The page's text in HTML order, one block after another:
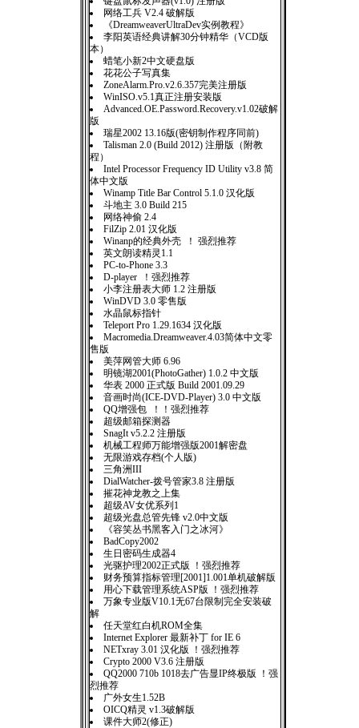
网络工兵 V2.4 破解版
《DreamweaverUltraDev实例教程》
李阳英语经典讲解30分钟精华（VCD版
本）
蜡笔小新2中文硬盘版
花花公子写真集
ZoneAlarm.Pro.v2.6.357完美注册版
WinISO.v5.1真正注册安装版
Advanced.OE.Password.Recovery.v1.02破解
版
瑞星2002 13.16版(密钥制作程序同前)
Talisman 2.0 (Build 2012) 注册版（附教
程）
Intel Processor Frequency ID Utility v3.8 简
体中文版
Winamp Title Bar Control 5.1.0 汉化版
斗地主 3.0 Build 215
网络神偷 2.4
FilZip 2.01 汉化版
Winanp的经典外壳 ！ 强烈推荐
英文朗读精灵1.1
PC-to-Phone 3.3
D-player ！强烈推荐
小李注册表大师 1.2 注册版
WinDVD 3.0 零售版
水晶鼠标指针
Teleport Pro 1.29.1634 汉化版
Macromedia.Dreamweaver.4.03简体中文零
售版
美萍网管大师 6.96
明镜湖2001(PhotoGather) 1.0.2 中文版
华表 2000 正式版 Build 2001.09.29
音画时尚(ICE-DVD-Player) 3.0 中文版
QQ增强包 ！！强烈推荐
超级邮箱探测器
SnagIt v5.2.2 注册版
机械工程师万能增强版2001解密盘
无限游戏存档(个人版)
三角洲III
DialWatcher-拨号管家3.8 注册版
摧花神龙教之上集
超级AV女优系列1
超级光盘总管先锋 v2.0中文版
《容笑丛书黑客入门之冰河》
BadCopy2002
生日密码生成器4
光驱护理2002正式版 ！强烈推荐
财务预算指标管理[2001]1.001单机破解版
用心下载管理系统ASP版 ！强烈推荐
万象专业版V10.1无67台限制完全安装破
解
任天堂红白机ROM全集
Internet Explorer 最新补丁 for IE 6
NETxray 3.01 汉化版 ！强烈推荐
Crypto 2000 V3.6 注册版
QQ2000 710b 1018去广告显IP终极版 ！强
烈推荐
广外女生1.52B
OICQ精灵 v1.3破解版
课件大师2(修正)